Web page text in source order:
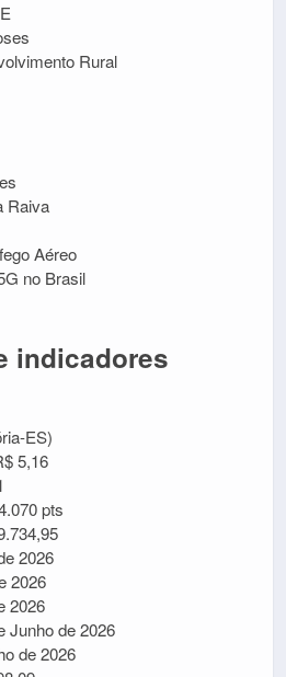
Rural
Raiva
Aéreo
no Brasil
indicadores
ES)
5,16
pts
2026
2026
2026
Junho de 2026
de 2026